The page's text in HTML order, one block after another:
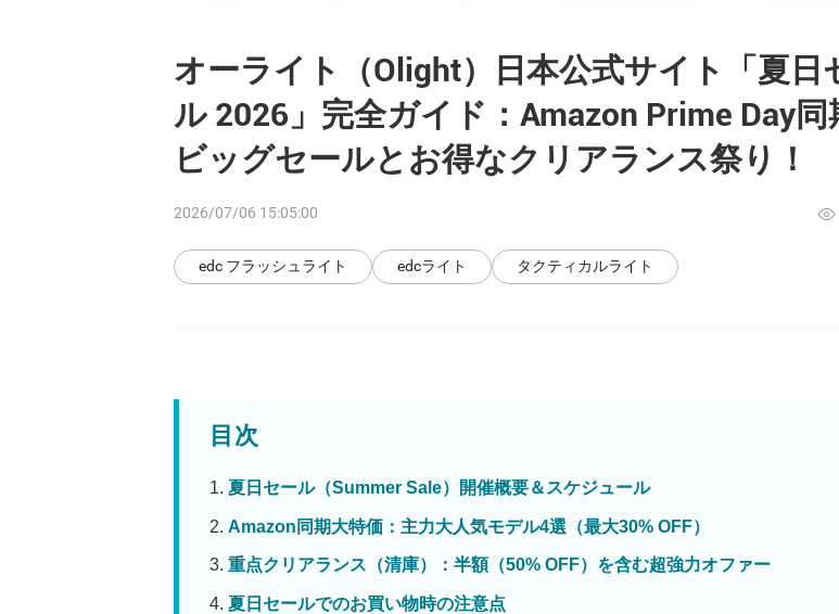
オーライト（Olight）日本公式サイト「夏日
ル 2026」完全ガイド：Amazon Prime Day同
ビッグセールとお得なクリアランス祭り！
2026/07/06 15:05:00
edc フラッシュライト edcライト タクティカルライト
目次
夏日セール（Summer Sale）開催概要＆スケジュール
Amazon同期大特価：主力大人気モデル4選（最大30% OFF）
重点クリアランス（清庫）：半額（50% OFF）を含む超強力オファー
夏日セールでのお買い物時の注意点